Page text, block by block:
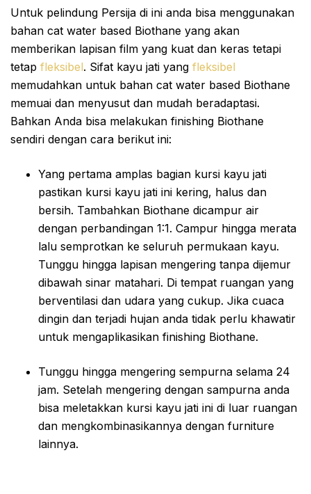
Untuk pelindung Persija di ini anda bisa menggunakan
bahan cat water based Biothane yang akan
memberikan lapisan film yang kuat dan keras tetapi
tetap fleksibel. Sifat kayu jati yang fleksibel
memudahkan untuk bahan cat water based Biothane
memuai dan menyusut dan mudah beradaptasi.
Bahkan Anda bisa melakukan finishing Biothane
sendiri dengan cara berikut ini:
Yang pertama amplas bagian kursi kayu jati
pastikan kursi kayu jati ini kering, halus dan
bersih. Tambahkan Biothane dicampur air
dengan perbandingan 1:1. Campur hingga merata
lalu semprotkan ke seluruh permukaan kayu.
Tunggu hingga lapisan mengering tanpa dijemur
dibawah sinar matahari. Di tempat ruangan yang
berventilasi dan udara yang cukup. Jika cuaca
dingin dan terjadi hujan anda tidak perlu khawatir
untuk mengaplikasikan finishing Biothane.
Tunggu hingga mengering sempurna selama 24
jam. Setelah mengering dengan sampurna anda
bisa meletakkan kursi kayu jati ini di luar ruangan
dan mengkombinasikannya dengan furniture
lainnya.